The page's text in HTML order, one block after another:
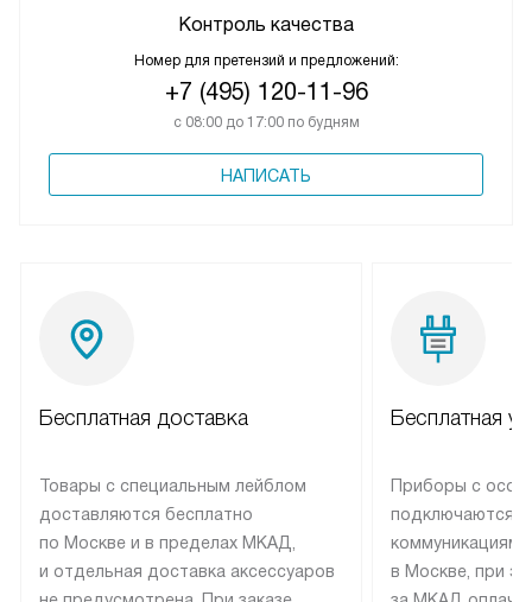
Контроль качества
Номер для претензий и предложений:
+7 (495) 120-11-96
с 08:00 до 17:00 по будням
НАПИСАТЬ
Бесплатная доставка
Товары с специальным лейблом
доставляются бесплатно
по Москве и в пределах МКАД,
и отдельная доставка аксессуаров
Бесплатная
Приборы с
подключаются к
коммуникациям
в Москве, при